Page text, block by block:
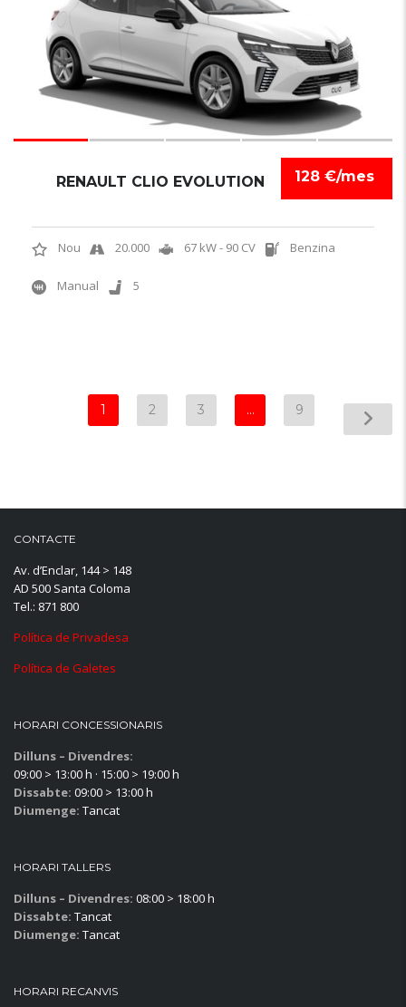
128 €/mes
RENAULT CLIO EVOLUTION
Nou 20.000 67 kW - 90 CV Benzina
Manual 5
1 2 3 … 9
CONTACTE
Av. d’Enclar, 144 > 148
AD 500 Santa Coloma
Tel.: 871 800
Política de Privadesa
Política de Galetes
HORARI CONCESSIONARIS
Dilluns – Divendres:
09:00 > 13:00 h · 15:00 > 19:00 h
Dissabte: 09:00 > 13:00 h
Diumenge: Tancat
HORARI TALLERS
Dilluns – Divendres: 08:00 > 18:00 h
Dissabte: Tancat
Diumenge: Tancat
HORARI RECANVIS